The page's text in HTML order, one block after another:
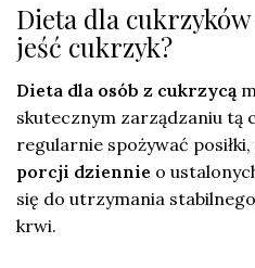
Dieta dla
jeść cukrzyk?
Dieta dla osób z cukrzycą
skutecznym zarządzaniu tą
regularnie spożywać
porcji dziennie o
się do utrzymania
krwi.